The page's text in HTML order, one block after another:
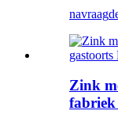
navraag
Zink
fabriek